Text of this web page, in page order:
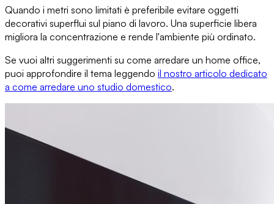
Quando i metri sono limitati è preferibile evitare oggetti
decorativi superflui sul piano di lavoro. Una superficie libera
migliora la concentrazione e rende l'ambiente più ordinato.
Se vuoi altri suggerimenti su come arredare un home office,
puoi approfondire il tema leggendo il nostro articolo dedicato
a come arredare uno studio domestico.